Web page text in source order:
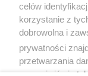
celów
korzystanie z
dobrowolna i
prywatności
przetwarzania
sprzeciwić się